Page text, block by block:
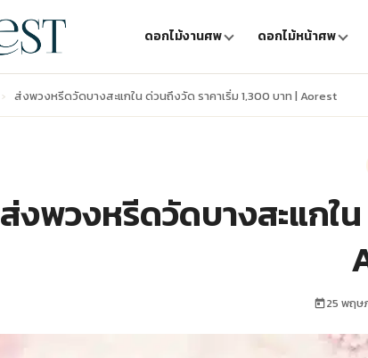
ดอกไม้งานศพ ดอกไม้หน้าศพ
› ส่งพวงหรีดวัดบางสะแกใน ด่วนถึงวัด ราคาเริ่ม 1,300 บาท | Aorest
ส่งพวงหรีดวัดบางสะแกใ
25 พฤษ